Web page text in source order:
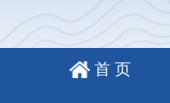
首 页